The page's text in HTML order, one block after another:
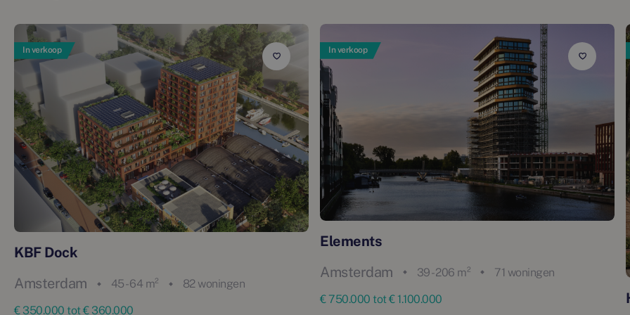
In verkoop
KBF Dock
Amsterdam
45 - 64 m²
82 woningen
€ 350.000 tot € 360.000
In verkoop
Elements
Amsterdam
39 - 206 m²
71 woningen
€ 750.000 tot € 1.100.000